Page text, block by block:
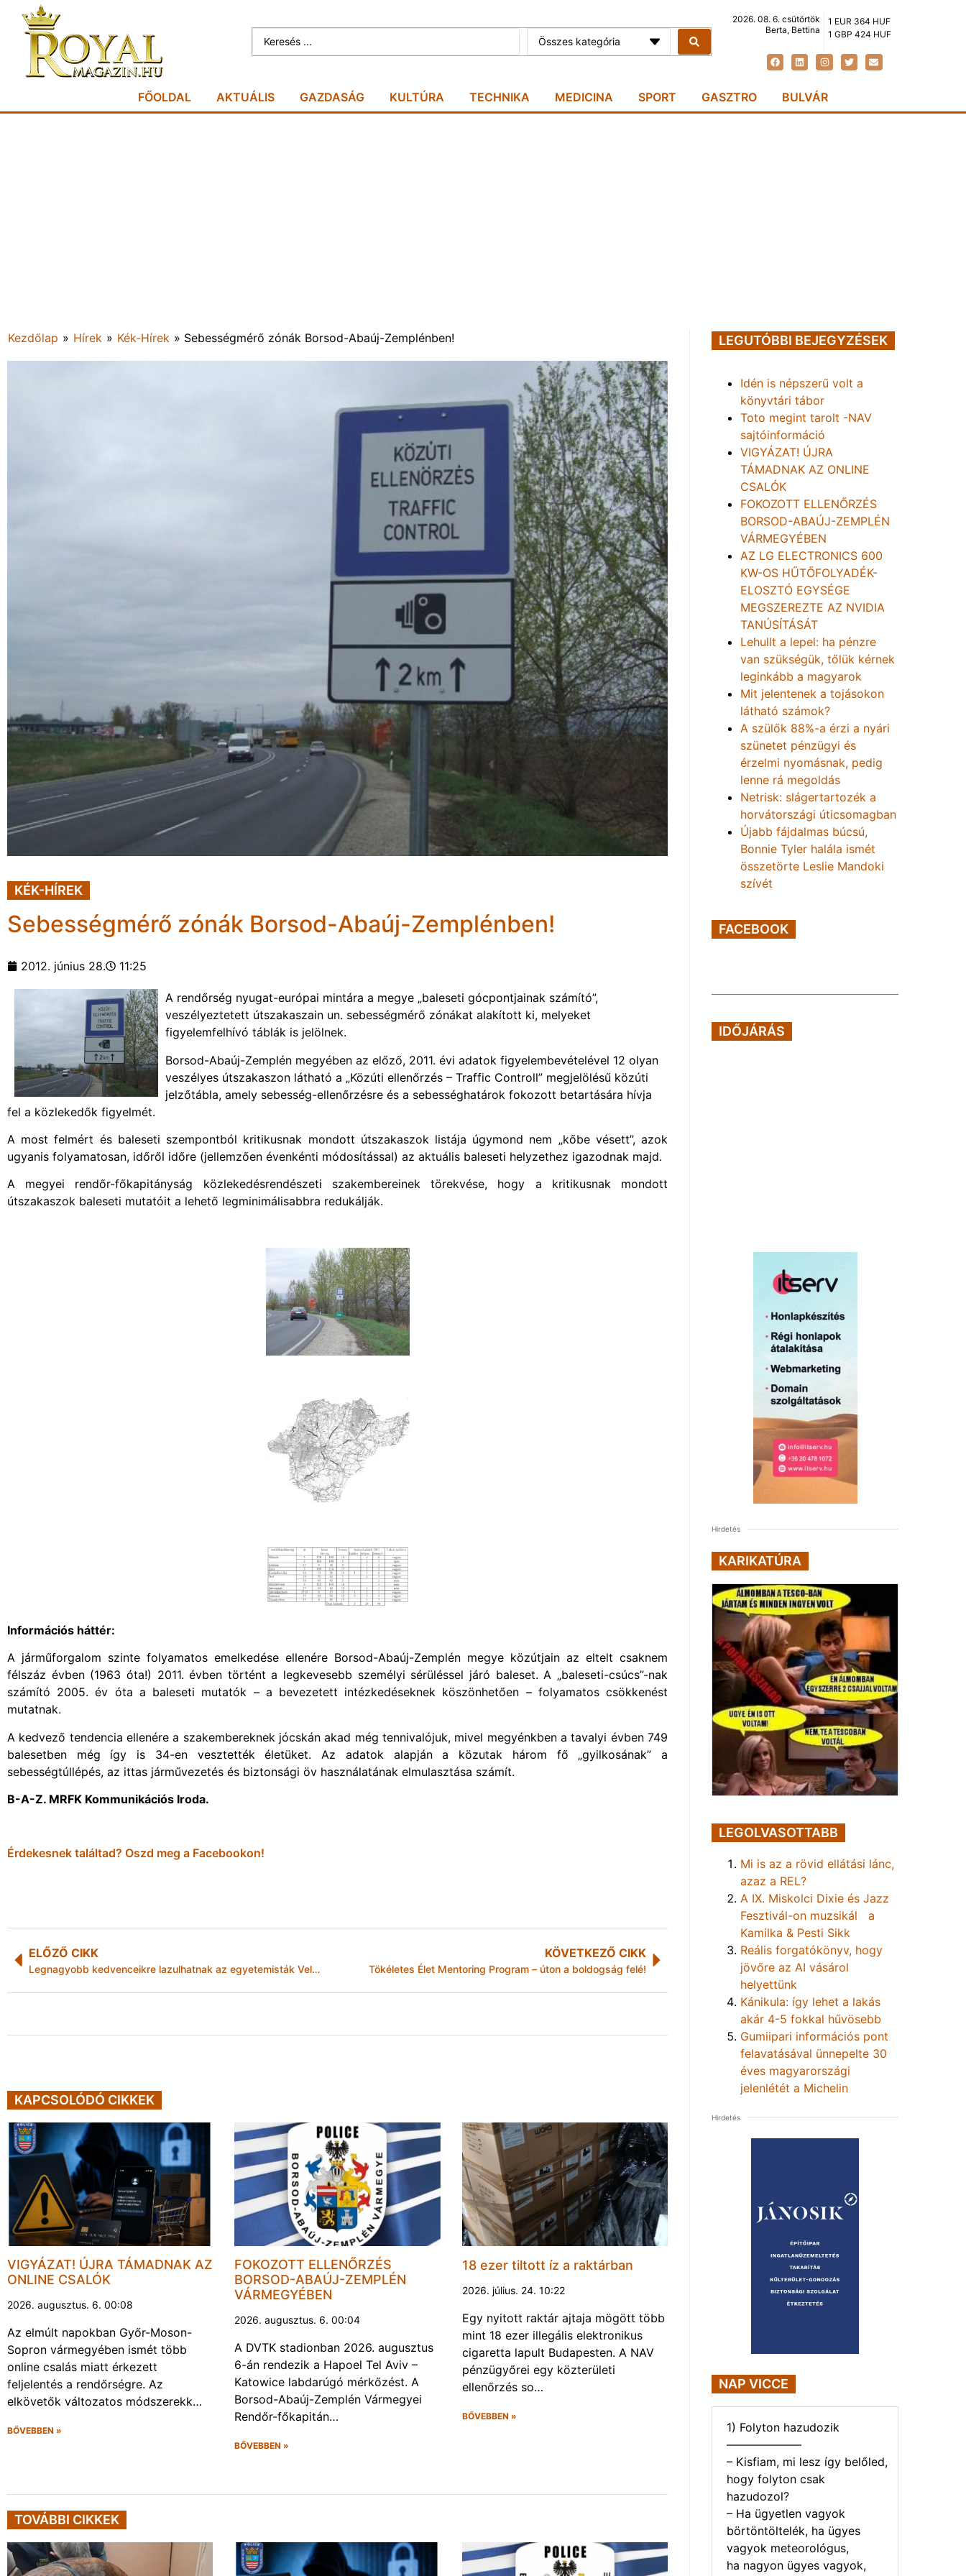
Összes kategória
2026. 08. 6. csütörtök
Berta, Bettina
1 EUR 364 HUF
1 GBP 424 HUF
FŐOLDAL AKTUÁLIS GAZDASÁG KULTÚRA TECHNIKA MEDICINA SPORT GASZTRO BULVÁR
Kezdőlap » Hírek » Kék-Hírek » Sebességmérő zónák Borsod-Abaúj-Zemplénben!
KÉK-HÍREK
Sebességmérő zónák Borsod-Abaúj-Zemplénben!
2012. június 28. 11:25
A rendőrség nyugat-európai mintára a megye „baleseti gócpontjainak számító”,
veszélyeztetett útszakaszain un. sebességmérő zónákat alakított ki, melyeket
figyelemfelhívó táblák is jelölnek.
Borsod-Abaúj-Zemplén megyében az előző, 2011. évi adatok figyelembevételével 12 olyan
veszélyes útszakaszon látható a „Közúti ellenőrzés – Traffic Controll” megjelölésű közúti
jelzőtábla, amely sebesség-ellenőrzésre és a sebességhatárok fokozott betartására hívja
fel a közlekedők figyelmét.
A most felmért és baleseti szempontból kritikusnak mondott útszakaszok listája úgymond nem „kőbe vésett”, azok
ugyanis folyamatosan, időről időre (jellemzően évenkénti módosítással) az aktuális baleseti helyzethez igazodnak majd.
A megyei rendőr-főkapitányság közlekedésrendészeti szakembereinek törekvése, hogy a kritikusnak mondott
útszakaszok baleseti mutatóit a lehető legminimálisabbra redukálják.
Információs háttér:
A járműforgalom szinte folyamatos emelkedése ellenére Borsod-Abaúj-Zemplén megye közútjain az eltelt csaknem
félszáz évben (1963 óta!) 2011. évben történt a legkevesebb személyi sérüléssel járó baleset. A „baleseti-csúcs”-nak
számító 2005. év óta a baleseti mutatók – a bevezetett intézkedéseknek köszönhetően – folyamatos csökkenést
mutatnak.
A kedvező tendencia ellenére a szakembereknek jócskán akad még tennivalójuk, mivel megyénkben a tavalyi évben 749
balesetben még így is 34-en vesztették életüket. Az adatok alapján a közutak három fő „gyilkosának” a
sebességtúllépés, az ittas járművezetés és biztonsági öv használatának elmulasztása számít.
B-A-Z. MRFK Kommunikációs Iroda.
Érdekesnek találtad? Oszd meg a Facebookon!
ELŐZŐ CIKK
Legnagyobb kedvenceikre lazulhatnak az egyetemisták Velencén
KÖVETKEZŐ CIKK
Tökéletes Élet Mentoring Program – úton a boldogság felé!
KAPCSOLÓDÓ CIKKEK
VIGYÁZAT! ÚJRA TÁMADNAK AZ
ONLINE CSALÓK
2026. augusztus. 6. 00:08
Az elmúlt napokban Győr-Moson-
Sopron vármegyében ismét több
online csalás miatt érkezett
feljelentés a rendőrségre. Az
elkövetők változatos módszerekk…
BŐVEBBEN »
FOKOZOTT ELLENŐRZÉS
BORSOD-ABAÚJ-ZEMPLÉN
VÁRMEGYÉBEN
2026. augusztus. 6. 00:04
A DVTK stadionban 2026. augusztus
6-án rendezik a Hapoel Tel Aviv –
Katowice labdarúgó mérkőzést. A
Borsod-Abaúj-Zemplén Vármegyei
Rendőr-főkapitán…
BŐVEBBEN »
18 ezer tiltott íz a raktárban
2026. július. 24. 10:22
Egy nyitott raktár ajtaja mögött több
mint 18 ezer illegális elektronikus
cigaretta lapult Budapesten. A NAV
pénzügyőrei egy közterületi
ellenőrzés so…
BŐVEBBEN »
TOVÁBBI CIKKEK
LEGUTÓBBI BEJEGYZÉSEK
Idén is népszerű volt a
könyvtári tábor
Toto megint tarolt -NAV
sajtóinformáció
VIGYÁZAT! ÚJRA
TÁMADNAK AZ ONLINE
CSALÓK
FOKOZOTT ELLENŐRZÉS
BORSOD-ABAÚJ-ZEMPLÉN
VÁRMEGYÉBEN
AZ LG ELECTRONICS 600
KW-OS HŰTŐFOLYADÉK-
ELOSZTÓ EGYSÉGE
MEGSZEREZTE AZ NVIDIA
TANÚSÍTÁSÁT
Lehullt a lepel: ha pénzre
van szükségük, tőlük kérnek
leginkább a magyarok
Mit jelentenek a tojásokon
látható számok?
A szülők 88%-a érzi a nyári
szünetet pénzügyi és
érzelmi nyomásnak, pedig
lenne rá megoldás
Netrisk: slágertartozék a
horvátországi úticsomagban
Újabb fájdalmas búcsú,
Bonnie Tyler halála ismét
összetörte Leslie Mandoki
szívét
FACEBOOK
IDŐJÁRÁS
Hirdetés
KARIKATÚRA
LEGOLVASOTTABB
Mi is az a rövid ellátási lánc,
azaz a REL?
A IX. Miskolci Dixie és Jazz
Fesztivál-on muzsikál a
Kamilka & Pesti Sikk
Reális forgatókönyv, hogy
jövőre az AI vásárol
helyettünk
Kánikula: így lehet a lakás
akár 4-5 fokkal hűvösebb
Gumiipari információs pont
felavatásával ünnepelte 30
éves magyarországi
jelenlétét a Michelin
Hirdetés
NAP VICCE
1) Folyton hazudozik
——————–
– Kisfiam, mi lesz így belőled,
hogy folyton csak
hazudozol?
– Ha ügyetlen vagyok
börtöntöltelék, ha ügyes
vagyok meteorológus,
ha nagyon ügyes vagyok,